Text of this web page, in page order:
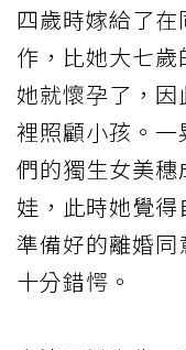
四歲時嫁給了
作，比她大七
她就懷孕了，
裡照顧小孩。
們的獨生女美
娃，此時她覺
準備好的離婚
十分錯愕。